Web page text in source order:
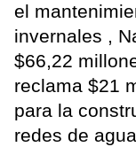
el
invernales ,
$66,22
reclama $21
para la
redes de